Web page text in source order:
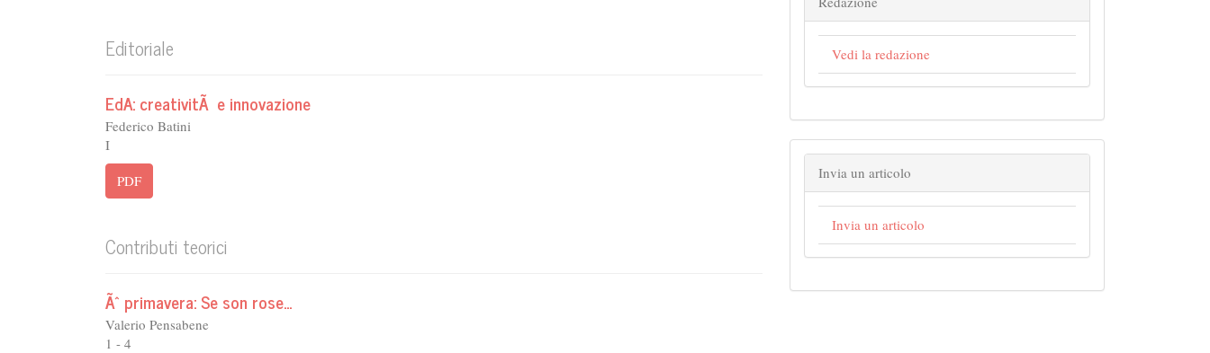
Editoriale
EdA: creativitÃ e innovazione
Federico Batini
I
PDF
Contributi teorici
Ãˆ primavera: Se son rose...
Valerio Pensabene
1 - 4
Vedi la redazione
Invia un articolo
Invia un articolo